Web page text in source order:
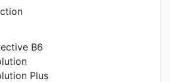
B6
Plus